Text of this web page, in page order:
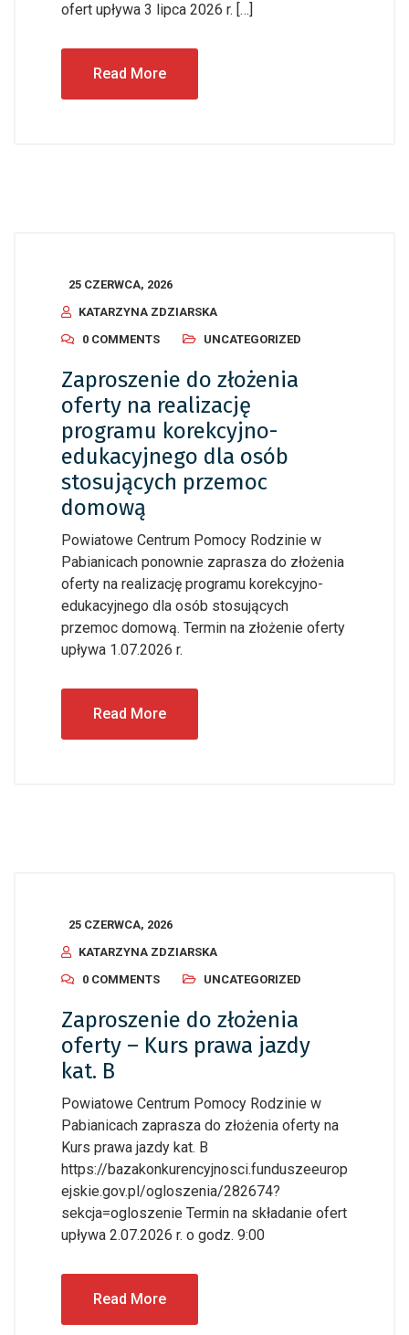
ofert upływa 3 lipca 2026 r. […]
Read More
25 CZERWCA, 2026
KATARZYNA ZDZIARSKA
0 COMMENTS
UNCATEGORIZED
Zaproszenie do złożenia
oferty na realizację
programu korekcyjno-
edukacyjnego dla osób
stosujących przemoc
domową
Powiatowe Centrum Pomocy Rodzinie w
Pabianicach ponownie zaprasza do złożenia
oferty na realizację programu korekcyjno-
edukacyjnego dla osób stosujących
przemoc domową. Termin na złożenie oferty
upływa 1.07.2026 r.
Read More
25 CZERWCA, 2026
KATARZYNA ZDZIARSKA
0 COMMENTS
UNCATEGORIZED
Zaproszenie do złożenia
oferty – Kurs prawa jazdy
kat. B
Powiatowe Centrum Pomocy Rodzinie w
Pabianicach zaprasza do złożenia oferty na
Kurs prawa jazdy kat. B
https://bazakonkurencyjnosci.funduszeeurop
ejskie.gov.pl/ogloszenia/282674?
sekcja=ogloszenie Termin na składanie ofert
upływa 2.07.2026 r. o godz. 9:00
Read More